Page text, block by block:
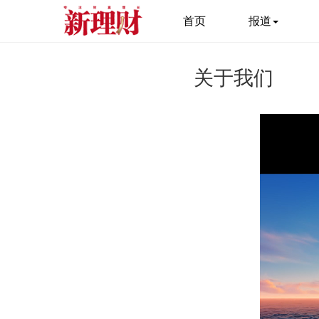
首页 报道
关于我们